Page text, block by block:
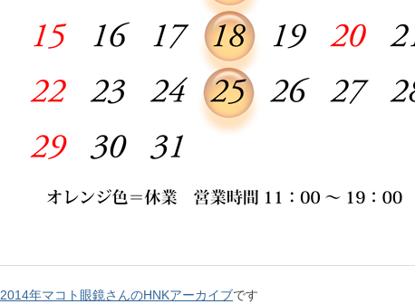
2014年マコト眼鏡さんのHNKアーカイブです